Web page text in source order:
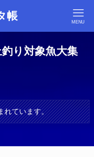
帳 MENU
り対象魚大集
れています。